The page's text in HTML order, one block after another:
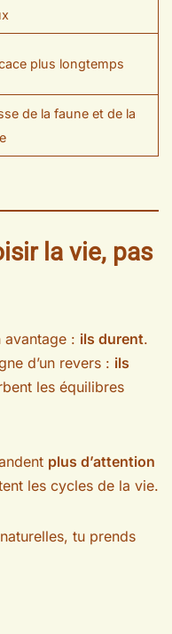
plus longtemps
de la faune et de la
la vie, pas
avantage : ils durent.
d’un revers : ils
les équilibres
plus d’attention
les cycles de la vie.
tu prends